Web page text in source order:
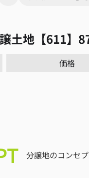
土地【611】
価格
分譲地のコンセ